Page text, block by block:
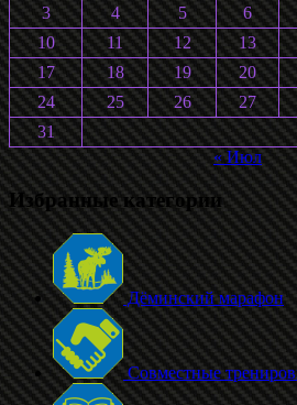
3
4 5 6
10
11 12 13
17
18 19 20
24
25 26 27
31
« Июл
Избранные категории
Дёминский марафон
Совместные